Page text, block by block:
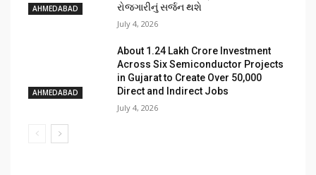
AHMEDABAD
રોજગારીનું સર્જન થશે
July 4, 2026
AHMEDABAD
About ₹1.24 Lakh Crore Investment
Across Six Semiconductor Projects
in Gujarat to Create Over 50,000
Direct and Indirect Jobs
July 4, 2026